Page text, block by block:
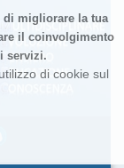
migliorare la tua
il coinvolgimento
servizi.
di cookie sul